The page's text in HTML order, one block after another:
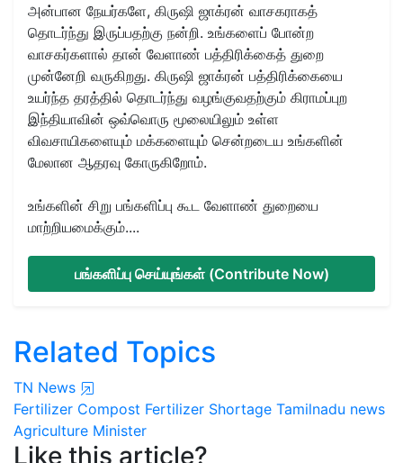
அன்பான நேயர்களே, கிருஷி ஜாக்ரன் வாசகராகத்
தொடர்ந்து இருப்பதற்கு நன்றி. உங்களைப் போன்ற
வாசகர்களால் தான் வேளாண் பத்திரிக்கைத் துறை
முன்னேறி வருகிறது. கிருஷி ஜாக்ரன் பத்திரிக்கையை
உயர்ந்த தரத்தில் தொடர்ந்து வழங்குவதற்கும் கிராமப்புற
இந்தியாவின் ஒவ்வொரு மூலையிலும் உள்ள
விவசாயிகளையும் மக்களையும் சென்றடைய உங்களின்
மேலான ஆதரவு கோருகிறோம்.
உங்களின் சிறு பங்களிப்பு கூட வேளாண் துறையை
மாற்றியமைக்கும்....
பங்களிப்பு செய்யுங்கள் (Contribute Now)
Related Topics
TN News
Fertilizer Compost Fertilizer Shortage Tamilnadu news
Agriculture Minister
Like this article?